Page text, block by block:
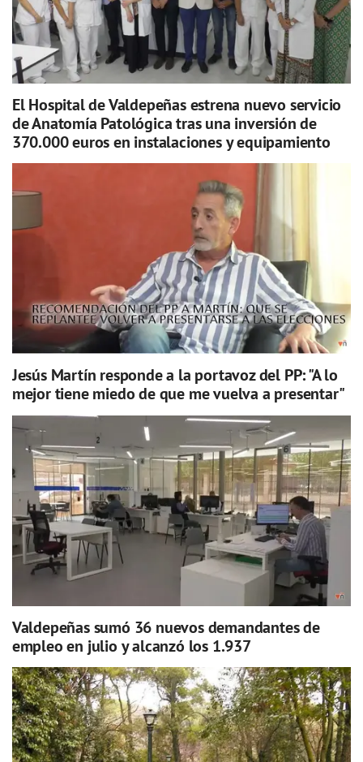
El Hospital de Valdepeñas estrena nuevo servicio
de Anatomía Patológica tras una inversión de
370.000 euros en instalaciones y equipamiento
Jesús Martín responde a la portavoz del PP: "A lo
mejor tiene miedo de que me vuelva a presentar"
Valdepeñas sumó 36 nuevos demandantes de
empleo en julio y alcanzó los 1.937